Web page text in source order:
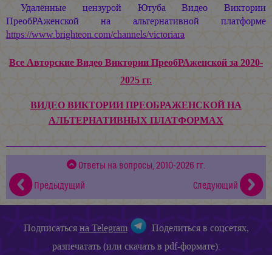
Удалённые цензурой Ютуба Видео Виктории
ПреобРАженской на альтернативной платформе
https://www.brighteon.com/channels/victoriara
Все Авторские Видео Виктории ПреобРАженской за 2020-
2025 гг.
ВИДЕО ВИКТОРИИ ПРЕОБРАЖЕНСКОЙ НА
АЛЬТЕРНАТИВНЫХ ПЛАТФОРМАХ
Ответы на вопросы, 2010-2026 гг.
Предыдущий
Следующий
Подписатьсяна Telegram
Поделиться в соцсетях,
разпечатать (или скачать в pdf-формате):